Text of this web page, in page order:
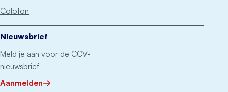
Colofon
Nieuwsbrief
Meld je aan voor de CCV-
nieuwsbrief
Aanmelden